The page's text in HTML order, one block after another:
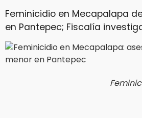
Feminicidio en Mecapalapa
en Pantepec; Fiscalía